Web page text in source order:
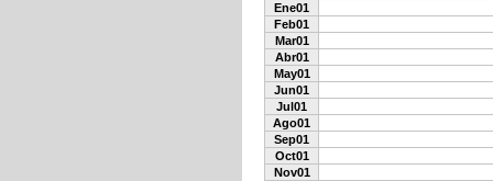
Ene01
Feb01
Mar01
Abr01
May01
Jun01
Jul01
Ago01
Sep01
Oct01
Nov01